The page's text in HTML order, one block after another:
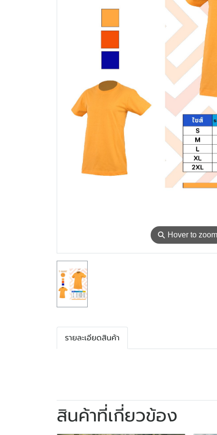
⚲ Hover to zoom
รายละเอียดสินค้า
สินค้าที่เกี่ยวข้อง